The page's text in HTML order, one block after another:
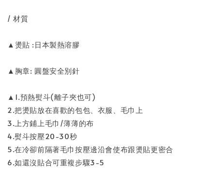
/ 材質
▲燙貼 :日本製熱溶膠
▲胸章: 圓盤安全別針
▲1.預熱熨斗(離子夾也可)
2.把燙貼放在喜歡的包包、衣服、毛巾上
3.上方鋪上毛巾/薄薄的布
4.熨斗按壓20-30秒
5.在冷卻前隔著毛巾按壓邊沿會使布跟燙貼更密合
6.如還沒貼合可重複步驟3-5